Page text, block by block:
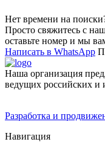
Нет времени на
Просто свяжитесь с
оставьте номер и мы
Написать в WhatsApp
Наша организация
ведущих российских
Разработка и
Навигация